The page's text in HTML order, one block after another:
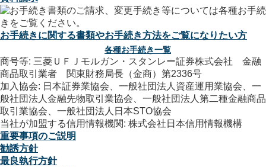
お手続きに関する書類やお手続き方法をご覧になりたい方
各種お手続き一覧
商号等: 三菱ＵＦＪモルガン・スタンレー証券株式会社 金融
商品取引業者 関東財務局長（金商）第2336号
加入協会: 日本証券業協会、一般社団法人資産運用業協会、一
般社団法人金融先物取引業協会、一般社団法人第二種金融商品
取引業協会、一般社団法人日本STO協会
当社が加盟する信用情報機関: 株式会社日本信用情報機構
重要事項のご説明
勧誘方針
最良執行方針